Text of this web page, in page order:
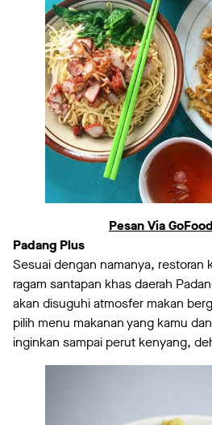
Pesan Via
Padang Plus
Sesuai dengan namanya, restoran
ragam santapan khas daerah
akan disuguhi atmosfer makan
pilih menu makanan yang kamu
inginkan sampai perut kenyang,